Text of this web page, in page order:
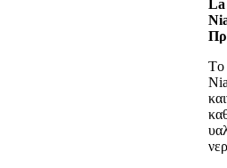
La
Tο